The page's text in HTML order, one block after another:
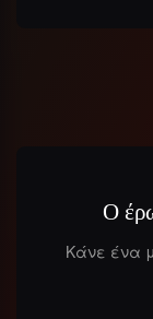
Ο
Κάνε ένα